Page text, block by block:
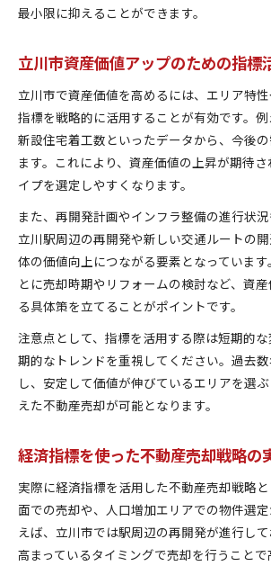
最小限に抑えることができます。
立川市資産価値アップのための指標
立川市で資産価値を高めるには、エリア特
指標を戦略的に活用することが有効です。
新設住宅着工数といったデータから、今後
ます。これにより、資産価値の上昇が期待
イプを選定しやすくなります。
また、再開発計画やインフラ整備の進行状況
立川駅周辺の再開発や新しい交通ルートの
体の価値向上につながる要素となっていま
とに売却時期やリフォームの検討など、資
る具体策を立てることがポイントです。
注意点として、指標を活用する際は短期的
期的なトレンドを重視してください。過去
し、安定して価値が伸びているエリアを選
えた不動産売却が可能となります。
経済指標を使った不動産売却戦略の
実際に経済指標を活用した不動産売却戦略
面での売却や、人口増加エリアでの物件選
えば、立川市では駅周辺の再開発が進行し
高まっているタイミングで売却を行うこと